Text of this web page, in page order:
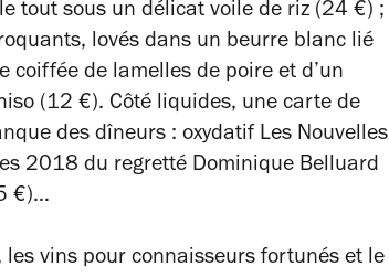
tout sous un délicat voile de riz (24 €) ;
lovés dans un beurre blanc lié
de lamelles de poire et d’un
(12 €). Côté liquides, une carte de
des dîneurs : oxydatif Les Nouvelles
2018 du regretté Dominique Belluard
€)…
vins pour connaisseurs fortunés et le